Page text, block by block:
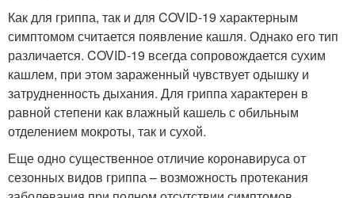
Как для гриппа, так и для COVID-19 характерным
симптомом считается появление кашля. Однако его тип
различается. COVID-19 всегда сопровождается сухим
кашлем, при этом зараженный чувствует одышку и
затрудненность дыхания. Для гриппа характерен в
равной степени как влажный кашель с обильным
отделением мокроты, так и сухой.
Еще одно существенное отличие коронавируса от
сезонных видов гриппа – возможность протекания